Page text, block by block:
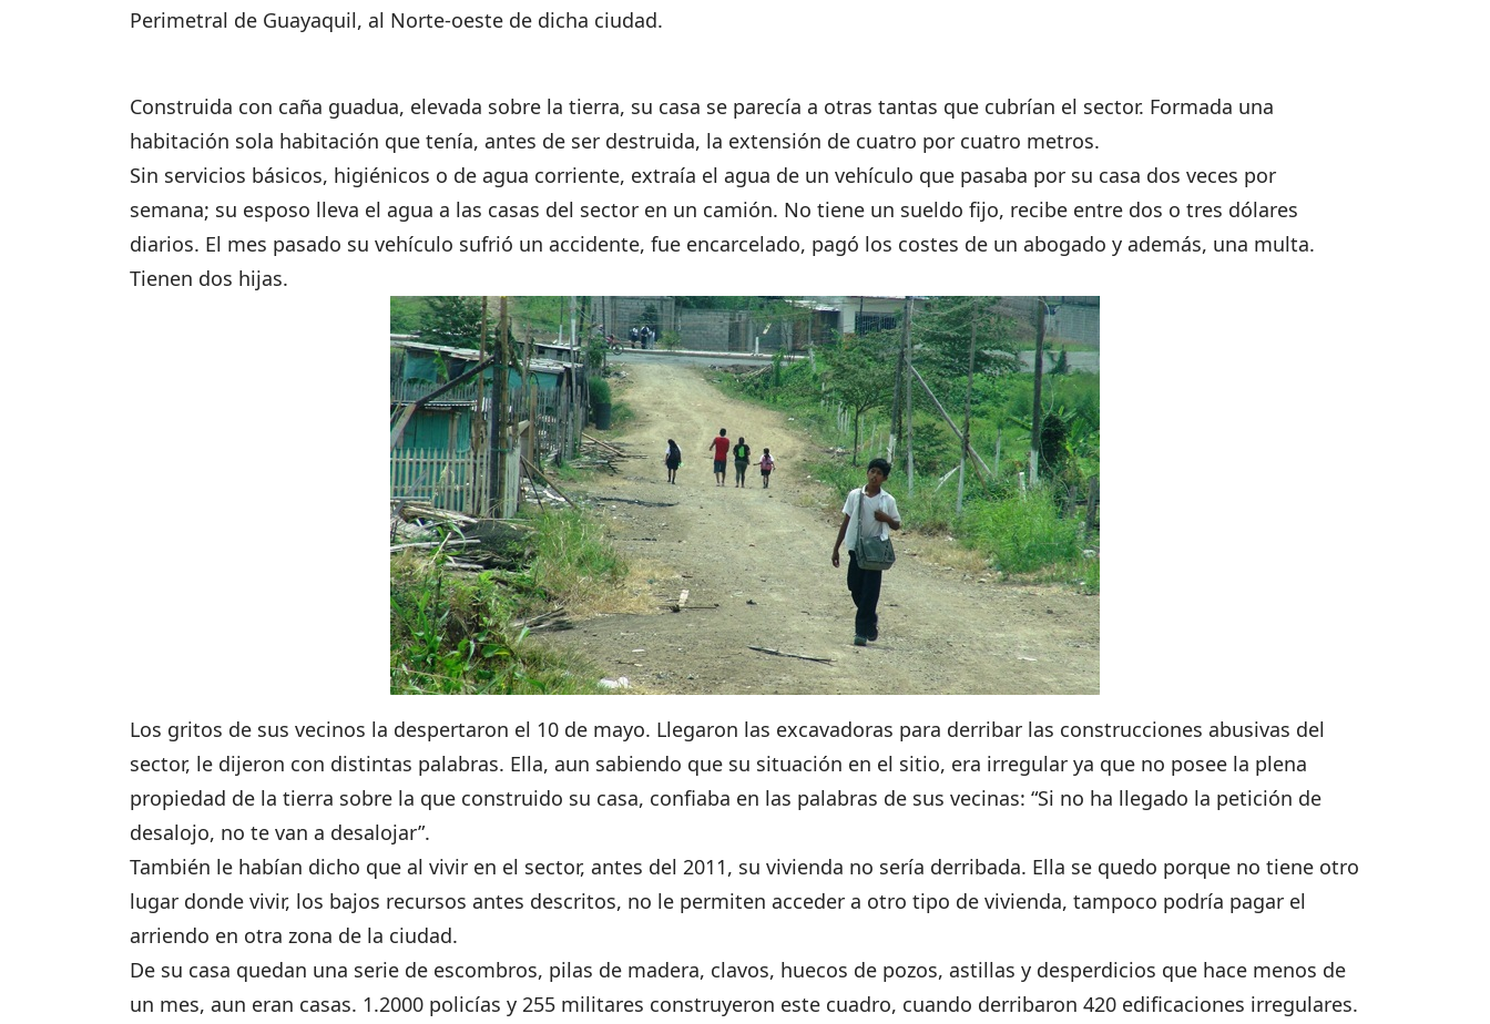
Perimetral de Guayaquil, al Norte-oeste de dicha ciudad.
Construida con caña guadua, elevada sobre la tierra, su casa se parecía a otras tantas que cubrían el sector. Formada una
habitación sola habitación que tenía, antes de ser destruida, la extensión de cuatro por cuatro metros.
Sin servicios básicos, higiénicos o de agua corriente, extraía el agua de un vehículo que pasaba por su casa dos veces por
semana; su esposo lleva el agua a las casas del sector en un camión. No tiene un sueldo fijo, recibe entre dos o tres dólares
diarios. El mes pasado su vehículo sufrió un accidente, fue encarcelado, pagó los costes de un abogado y además, una multa.
Tienen dos hijas.
Los gritos de sus vecinos la despertaron el 10 de mayo. Llegaron las excavadoras para derribar las construcciones abusivas del
sector, le dijeron con distintas palabras. Ella, aun sabiendo que su situación en el sitio, era irregular ya que no posee la plena
propiedad de la tierra sobre la que construido su casa, confiaba en las palabras de sus vecinas: “Si no ha llegado la petición de
desalojo, no te van a desalojar”.
También le habían dicho que al vivir en el sector, antes del 2011, su vivienda no sería derribada. Ella se quedo porque no tiene otro
lugar donde vivir, los bajos recursos antes descritos, no le permiten acceder a otro tipo de vivienda, tampoco podría pagar el
arriendo en otra zona de la ciudad.
De su casa quedan una serie de escombros, pilas de madera, clavos, huecos de pozos, astillas y desperdicios que hace menos de
un mes, aun eran casas. 1.2000 policías y 255 militares construyeron este cuadro, cuando derribaron 420 edificaciones irregulares.